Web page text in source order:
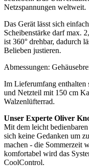
Netzspannungen weltweit.
Das Gerät lässt sich
Scheibenstärke darf max.
ist 360° drehbar, dadurch
Belieben justieren.
Abmessungen:
Im Lieferumfang
und Netzteil mit 150 cm
Walzenlüfterrad.
Unser Experte Oliver
Mit dem leicht
sich keine Gedanken um
machen - die Sommerzeit
komfortabel wird das
CoolControl.